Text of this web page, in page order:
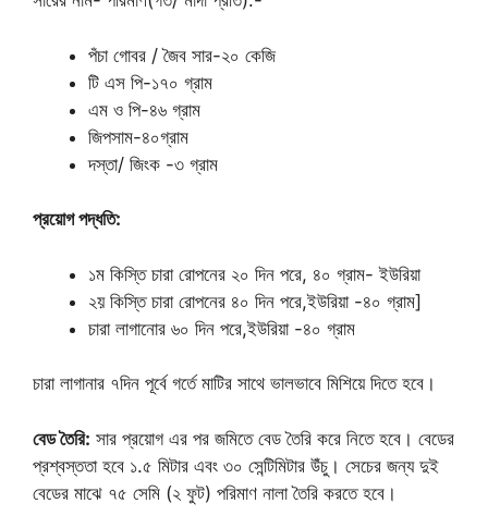
পঁচা গোবর / জৈব সার-২০ কেজি
টি এস পি-১৭০ গ্রাম
এম ও পি-৪৬ গ্রাম
জিপসাম-৪০গ্রাম
দস্তা/ জিংক -৩ গ্রাম
প্রয়োগ পদ্ধতি:
১ম কিস্তি চারা রোপনের ২০ দিন পরে, ৪০ গ্রাম- ইউরিয়া
২য় কিস্তি চারা রোপনের ৪০ দিন পরে,ইউরিয়া -৪০ গ্রাম]
চারা লাগানোর ৬০ দিন পরে,ইউরিয়া -৪০ গ্রাম
চারা লাগানার ৭দিন পূর্বে গর্তে মাটির সাথে ভালভাবে মিশিয়ে দিতে হবে।
বেড তৈরি: সার প্রয়োগ এর পর জমিতে বেড তৈরি করে নিতে হবে। বেডের
প্রশ্বস্ততা হবে ১.৫ মিটার এবং ৩০ সেন্টিমিটার উঁচু। সেচের জন্য দুই
বেডের মাঝে ৭৫ সেমি (২ ফুট) পরিমাণ নালা তৈরি করতে হবে।